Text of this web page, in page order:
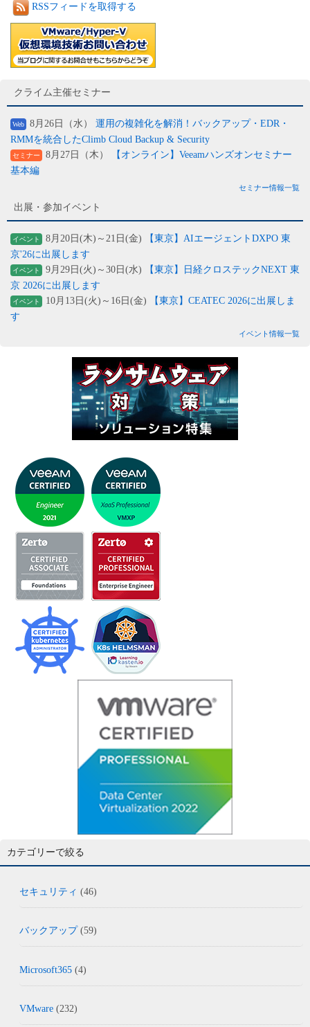
RSSフィードを取得する
クライム主催セミナー
Web 8月26日（水） 運用の複雑化を解消！バックアップ・EDR・
RMMを統合したClimb Cloud Backup & Security
セミナー 8月27日（木）
【オンライン】Veeamハンズオンセミナー
基本編
セミナー情報一覧
出展・参加イベント
イベント 8月20日(木)～21日(金)
【東京】AIエージェントDXPO 東
京'26に出展します
イベント 9月29日(火)～30日(水)
【東京】日経クロステックNEXT 東
京 2026に出展します
イベント 10月13日(火)～16日(金)
【東京】CEATEC 2026に出展しま
す
イベント情報一覧
カテゴリーで絞る
セキュリティ (46)
バックアップ(59)
Microsoft365 (4)
VMware (232)